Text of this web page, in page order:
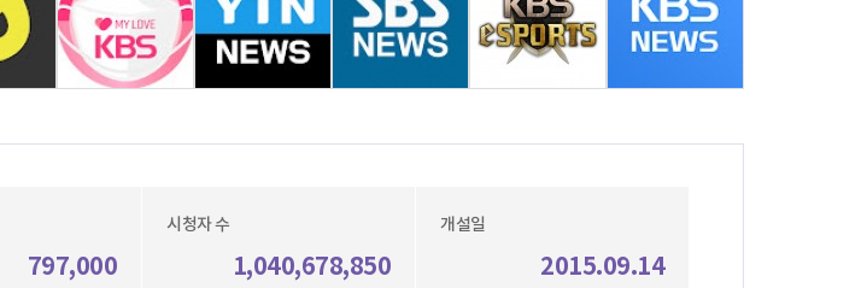
797,000
시청자 수
1,040,678,850
개설일
2015.09.14